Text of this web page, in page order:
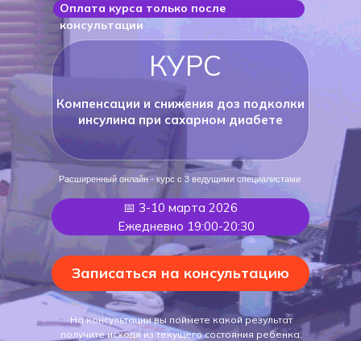
Расширенный онлайн - курс с 3 ведущими специалистами
Записаться на консультацию
Компенсации и снижения доз подколки
инсулина при сахарном диабете
На консультации вы поймете какой результат
получите исходя из текущего состояния ребенка.
Оплата курса только после
консультации
КУРС
📅 3-10 марта 2026
Ежедневно 19:00-20:30